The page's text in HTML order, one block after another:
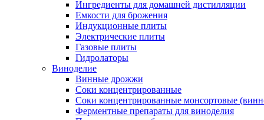
Ингредиенты для домашней дистилляции
Емкости для брожения
Индукционные плиты
Электрические плиты
Газовые плиты
Гидролаторы
Виноделие
Винные дрожжи
Соки концентрированные
Соки концентрированные монсортовые
Ферментные препараты для виноделия